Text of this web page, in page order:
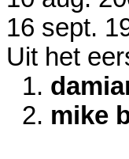
16 sept.
Uit het
1.
2. mike